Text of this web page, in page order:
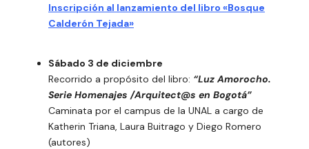
Inscripción al lanzamiento del libro «Bosque
Calderón Tejada»
Sábado 3 de diciembre
Recorrido a propósito del libro: “Luz Amorocho.
Serie Homenajes /Arquitect@s en Bogotá”
Caminata por el campus de la UNAL a cargo de
Katherin Triana, Laura Buitrago y Diego Romero
(autores)